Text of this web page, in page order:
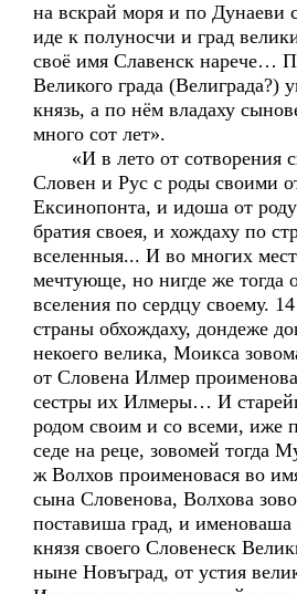
на вскрай моря и по Дунаеви
иде к полуносчи и град
своё имя Славенск нарече…
Великого града (Велиграда?)
князь, а по нём владаху
много сот лет».
«И в лето от сотворения
Словен и Рус с роды своими
Ексинопонта, и идоша от
братия своея, и хождаху по
вселенныя... И во многих
мечтующе, но нигде же тогда
вселения по сердцу своему.
страны обхождаху, дондеже
некоего велика, Моикса
от Словена Илмер
сестры их Илмеры… И
родом своим и со всеми, иже
седе на реце, зовомей тогда
ж Волхов проименовася во
сына Словенова, Волхова
поставиша град, и именоваша
князя своего Словенеск
ныне Новъград, от устия